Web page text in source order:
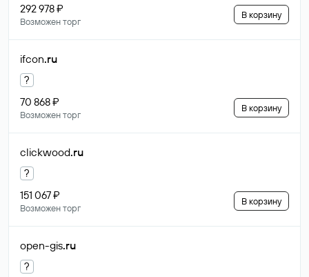
292 978 ₽
Возможен торг
В корзину
ifcon.ru
?
70 868 ₽
Возможен торг
В корзину
clickwood.ru
?
151 067 ₽
Возможен торг
В корзину
open-gis.ru
?